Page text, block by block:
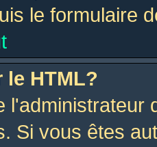
le formulaire
HTML?
l'administrateur
Si vous êtes